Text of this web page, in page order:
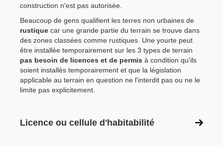
construction n'est pas autorisée.
Beaucoup de gens qualifient les terres non urbaines de
rustique car une grande partie du terrain se trouve dans
des zones classées comme rustiques. Une yourte peut
être installée temporairement sur les 3 types de terrain
pas besoin de licences et de permis à condition qu'ils
soient installés temporairement et que la législation
applicable au terrain en question ne l'interdit pas ou ne le
limite pas explicitement.
Licence ou cellule d'habitabilité